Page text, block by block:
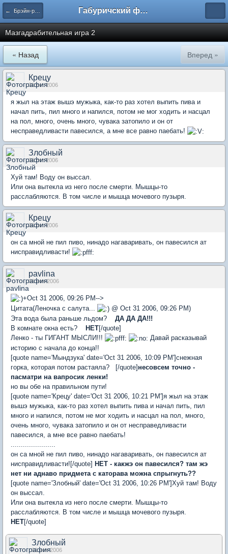
← Брэйн-ринг Габуричский форум
Мазгадрабительная игра 2
« Назад Вперед »
Крецу
31 окт 2006
я жыл на этаж вышэ мужыка, как-то раз хотел выпить пива и
начал пить, пил много и напился, потом не мог ходить и насцал
на пол, много, очень много, чувака затопило и он от
несправедливасти павесился, а мне все равно паебать!
Злобный
31 окт 2006
Хуй там! Воду он выссал.
Или она вытекла из него после смерти. Мышцы-то
расслабляются. В том числе и мышца мочевого пузыря.
Крецу
31 окт 2006
он са мной не пил пиво, нинадо нагаваривать, он павесился ат
нисправидливасти!
pavlina
01 ноя 2006
+Oct 31 2006, 09:26 PM-->
Цитата(Леночка с салута...
@ Oct 31 2006, 09:26 PM)
Эта вода была раньше льдом? ДА ДА ДА!!!
В комнате окна есть?
НЕТ[/quote]
Ленко - ты ГИГАНТ МЫСЛИ!!!
Давай расказывай
историю с начала до конца!!
[quote name='Мындзука' date='Oct 31 2006, 10:09 PM']снежная
горка, которая потом растаяла? [/quote] несовсем точно -
пасматри на вапросик ленки!
но вы обе на правильном пути!
[quote name='Крецу' date='Oct 31 2006, 10:21 PM']я жыл на этаж
вышэ мужыка, как-то раз хотел выпить пива и начал пить, пил
много и напился, потом не мог ходить и насцал на пол, много,
очень много, чувака затопило и он от несправедливасти
павесился, а мне все равно паебать!
......................
он са мной не пил пиво, нинадо нагаваривать, он павесился ат
нисправидливасти![/quote] НЕТ - какжэ он павесился? там жэ
нет ни аднаво придмета с каторава можна спрыгнуть??
[quote name='Злобный' date='Oct 31 2006, 10:26 PM']Хуй там! Воду
он выссал.
Или она вытекла из него после смерти. Мышцы-то
расслабляются. В том числе и мышца мочевого пузыря.
НЕТ[/quote]
Злобный
01 ноя 2006